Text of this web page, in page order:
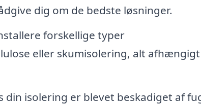
dig om de bedste løsninger.
forskellige typer
eller skumisolering, alt
din isolering er blevet beskadiget af